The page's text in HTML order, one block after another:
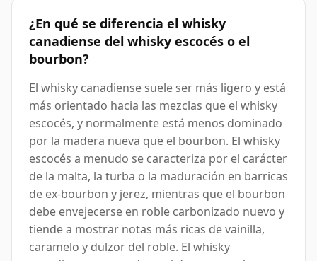
¿En qué se diferencia el whisky
canadiense del whisky escocés o el
bourbon?
El whisky canadiense suele ser más ligero y está
más orientado hacia las mezclas que el whisky
escocés, y normalmente está menos dominado
por la madera nueva que el bourbon. El whisky
escocés a menudo se caracteriza por el carácter
de la malta, la turba o la maduración en barricas
de ex-bourbon y jerez, mientras que el bourbon
debe envejecerse en roble carbonizado nuevo y
tiende a mostrar notas más ricas de vainilla,
caramelo y dulzor del roble. El whisky